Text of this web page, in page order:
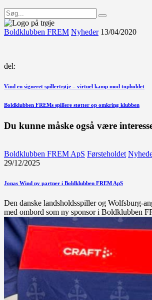
Boldklubben FREM Nyheder 13/04/2020
del:
Indlægsnavigation
Forrige
Vind en signeret spillertrøje – virtuel kamp mod topholdet
Næste
Boldklubben FREMs spillere støtter op omkring klubben
Du kunne måske også være
Boldklubben FREM ApS Førsteholdet
29/12/2025
Jonas Wind ny partner i Boldklubben FREM ApS
Den danske landsholdsspiller og Wolfsburg-
med ombord som ny sponsor i Boldklubben